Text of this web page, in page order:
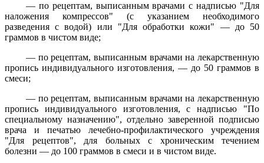
— по рецептам, выписанным врачами с надписью "Для
наложения компрессов" (с указанием необходимого
разведения с водой) или "Для обработки кожи" — до 50
граммов в чистом виде;
— по рецептам, выписанным врачами на лекарственную
пропись индивидуального изготовления, — до 50 граммов в
смеси;
— по рецептам, выписанным врачами на лекарственную
пропись индивидуального изготовления, с надписью "По
специальному назначению", отдельно заверенной подписью
врача и печатью лечебно-профилактического учреждения
"Для рецептов", для больных с хроническим течением
болезни — до 100 граммов в смеси и в чистом виде.